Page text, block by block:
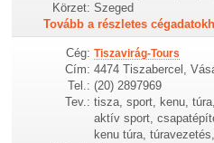
Körzet: Szeged
Tovább a részletes
Cég: Tiszavirág-Tours
Cím: 4474 Tiszabercel,
Tel.: (20) 2897969
Tev.: tisza, sport, kenu,
aktív sport,
kenu túra,